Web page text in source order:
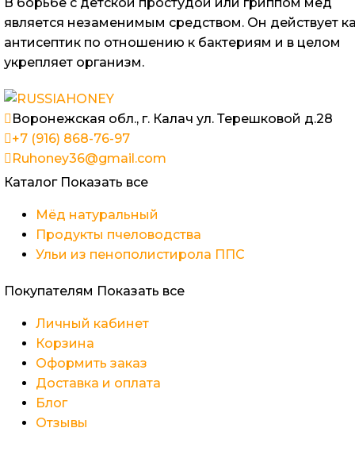
является незаменимым средством. Он действует
антисептик по отношению к бактериям и в целом
укрепляет организм.
Воронежская обл., г. Калач ул. Терешковой д.28
+7 (916) 868-76-97
Ruhoney36@gmail.com
Каталог Показать все
Мёд натуральный
Продукты пчеловодства
Ульи из пенополистирола ППС
Покупателям Показать все
Личный кабинет
Корзина
Оформить заказ
Доставка и оплата
Блог
Отзывы